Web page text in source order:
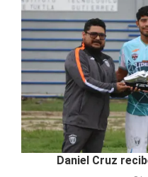
Daniel Cruz